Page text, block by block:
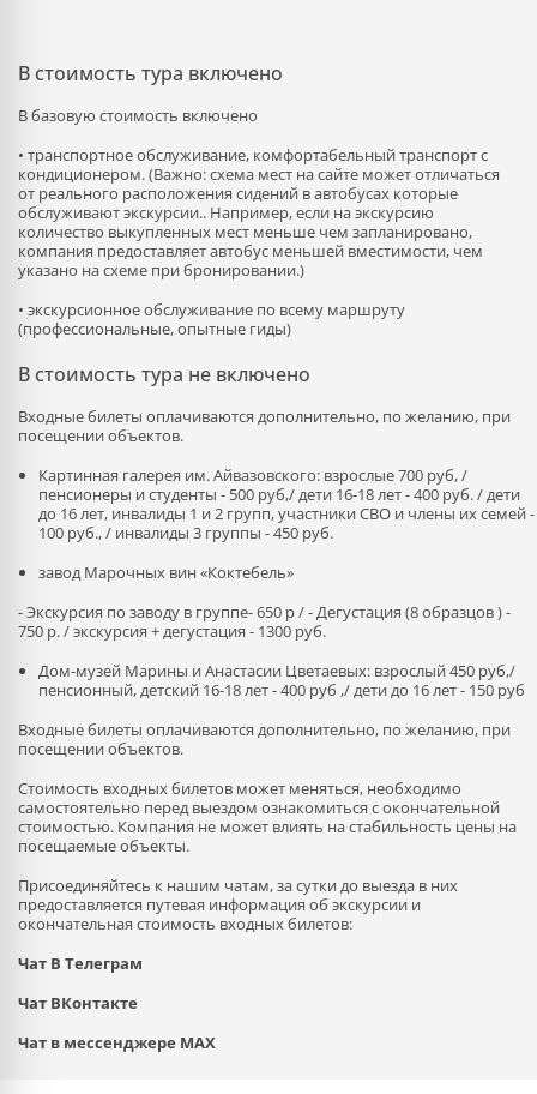
В стоимость тура включено
В базовую стоимость включено
• транспортное обслуживание, комфортабельный транспорт с
кондиционером. (Важно: схема мест на сайте может отличаться
от реального расположения сидений в автобусах которые
обслуживают экскурсии.. Например, если на экскурсию
количество выкупленных мест меньше чем запланировано,
компания предоставляет автобус меньшей вместимости, чем
указано на схеме при бронировании.)
• экскурсионное обслуживание по всему маршруту
(профессиональные, опытные гиды)
В стоимость тура не включено
Входные билеты оплачиваются дополнительно, по желанию, при
посещении объектов.
Картинная галерея им. Айвазовского: взрослые 700 руб, /
пенсионеры и студенты - 500 руб,/ дети 16-18 лет - 400 руб. / дети
до 16 лет, инвалиды 1 и 2 групп, участники СВО и члены их семей -
100 руб., / инвалиды 3 группы - 450 руб.
завод Марочных вин «Коктебель»
- Экскурсия по заводу в группе- 650 р / - Дегустация (8 образцов ) -
750 р. / экскурсия + дегустация - 1300 руб.
Дом-музей Марины и Анастасии Цветаевых: взрослый 450 руб,/
пенсионный, детский 16-18 лет - 400 руб ,/ дети до 16 лет - 150 руб
Входные билеты оплачиваются дополнительно, по желанию, при
посещении объектов.
Стоимость входных билетов может меняться, необходимо
самостоятельно перед выездом ознакомиться с окончательной
стоимостью. Компания не может влиять на стабильность цены на
посещаемые объекты.
Присоединяйтесь к нашим чатам, за сутки до выезда в них
предоставляется путевая информация об экскурсии и
окончательная стоимость входных билетов:
Чат В Телеграм
Чат ВКонтакте
Чат в мессенджере MAX